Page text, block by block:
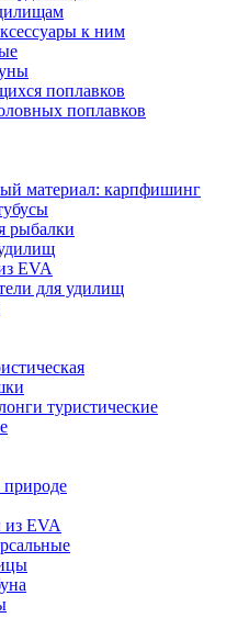
к ним
поплавков
поплавков
материал: карпфишинг
рыбалки
EVA
для удилищ
туристические
природе
EVA